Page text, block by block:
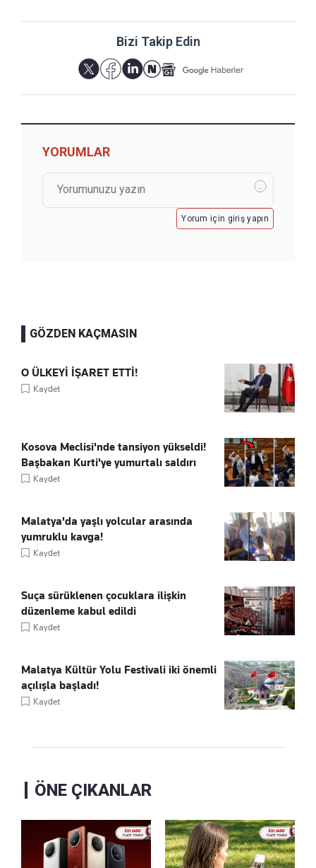
Bizi Takip Edin
YORUMLAR
Yorum için giriş yapın
GÖZDEN KAÇMASIN
O ÜLKEYİ İŞARET ETTİ!
Kaydet
Kosova Meclisi'nde tansiyon yükseldi!
Başbakan Kurti'ye yumurtalı saldırı
Kaydet
Malatya'da yaşlı yolcular arasında
yumruklu kavga!
Kaydet
Suça sürüklenen çocuklara ilişkin
düzenleme kabul edildi
Kaydet
Malatya Kültür Yolu Festivali iki önemli
açılışla başladı!
Kaydet
ÖNE ÇIKANLAR